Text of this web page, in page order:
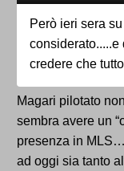
Però ieri sera
considerato.....e
credere che
Magari pilotato
sembra avere un
presenza in
ad oggi sia tanto